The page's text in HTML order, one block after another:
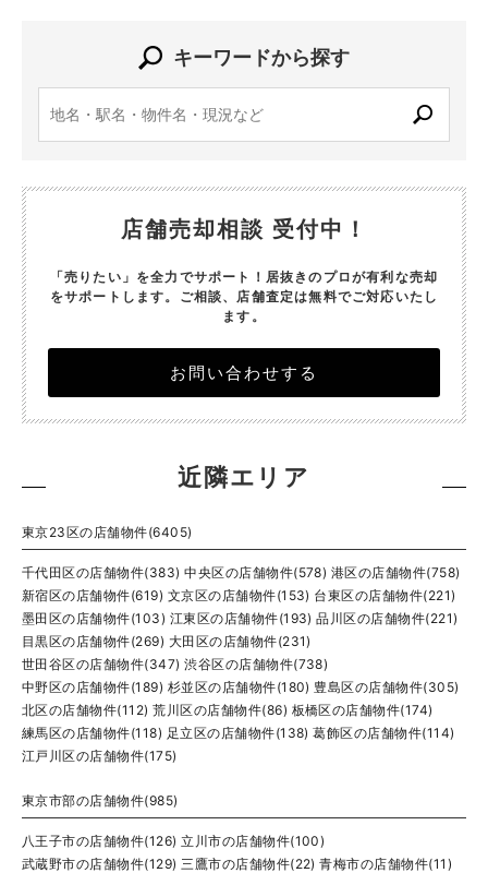
キーワードから探す
店舗売却相談 受付中！
「売りたい」を全力でサポート！居抜きのプロが有利な売却
をサポートします。 ご相談、店舗査定は無料でご対応いたし
ます。
お問い合わせする
近隣エリア
東京23区の店舗物件(6405)
千代田区の店舗物件(383) 中央区の店舗物件(578) 港区の店舗物件(758)
新宿区の店舗物件(619) 文京区の店舗物件(153) 台東区の店舗物件(221)
墨田区の店舗物件(103) 江東区の店舗物件(193) 品川区の店舗物件(221)
目黒区の店舗物件(269) 大田区の店舗物件(231)
世田谷区の店舗物件(347) 渋谷区の店舗物件(738)
中野区の店舗物件(189) 杉並区の店舗物件(180) 豊島区の店舗物件(305)
北区の店舗物件(112) 荒川区の店舗物件(86) 板橋区の店舗物件(174)
練馬区の店舗物件(118) 足立区の店舗物件(138) 葛飾区の店舗物件(114)
江戸川区の店舗物件(175)
東京市部の店舗物件(985)
八王子市の店舗物件(126) 立川市の店舗物件(100)
武蔵野市の店舗物件(129) 三鷹市の店舗物件(22) 青梅市の店舗物件(11)